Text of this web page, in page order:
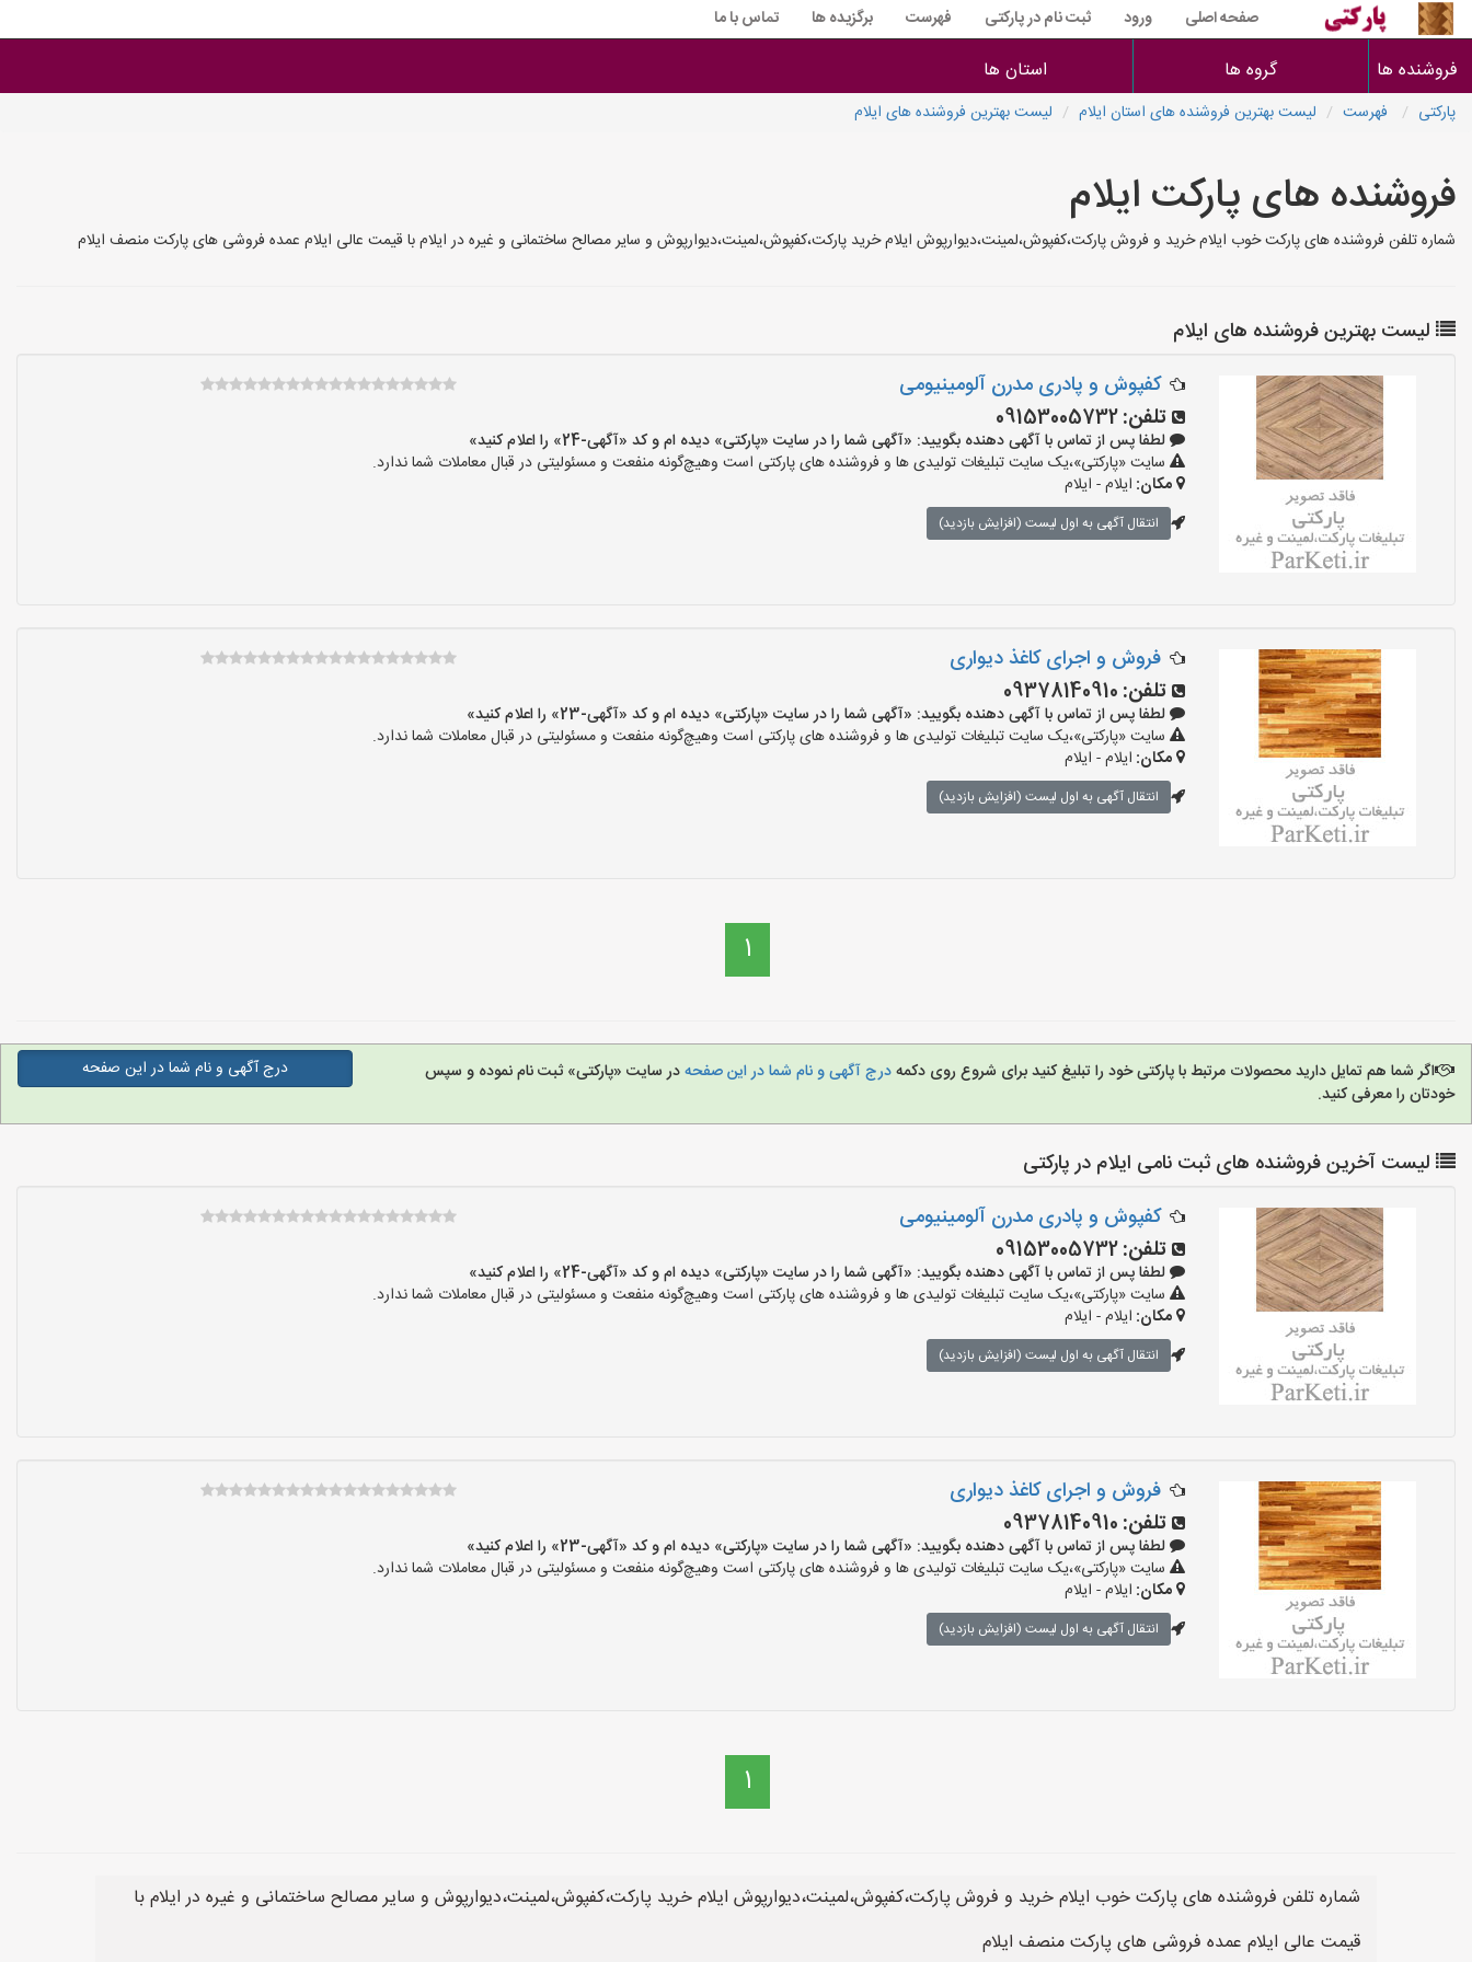
صفحه اصلی ورود ثبت نام در پارکتی فهرست برگزیده ها تماس با ما
فروشنده ها گروه ها استان ها
پارکتی فهرست لیست بهترین فروشنده های استان ایلام لیست بهترین فروشنده های ایلام
فروشنده های پارکت ایلام
شماره تلفن فروشنده های پارکت خوب ایلام خرید و فروش پارکت،کفپوش،لمینت،دیوارپوش ایلام خرید پارکت،کفپوش،لمینت،دیوارپوش و سایر مصالح ساختمانی و غیره در ایلام با قیمت عالی ایلام عمده فروشی های پارکت منصف ایلام
لیست بهترین فروشنده های ایلام
کفپوش و پادری مدرن آلومینیومی
تلفن:09153005732
لطفا پس از تماس با آگهی دهنده بگویید: «آگهی شما را در سایت «پارکتی» دیده ام و کد «آگهی-24» را اعلام کنید»
سایت «پارکتی»،یک سایت تبلیغات تولیدی ها و فروشنده های پارکتی است وهیچ‌گونه منفعت و مسئولیتی در قبال معاملات شما ندارد.
مکان: ایلام - ایلام
انتقال آگهی به اول لیست (افزایش بازدید)
فروش و اجرای کاغذ دیواری
تلفن: 09378140910
لطفا پس از تماس با آگهی دهنده بگویید: «آگهی شما را در سایت «پارکتی» دیده ام و کد «آگهی-23» را اعلام کنید»
سایت «پارکتی»،یک سایت تبلیغات تولیدی ها و فروشنده های پارکتی است وهیچ‌گونه منفعت و مسئولیتی در قبال معاملات شما ندارد.
مکان: ایلام - ایلام
انتقال آگهی به اول لیست (افزایش بازدید)
1
اگر شما هم تمایل دارید محصولات مرتبط با پارکتی خود را تبلیغ کنید برای شروع روی دکمهدرج آگهی و نام شما در این صفحهدر سایت «پارکتی» ثبت نام نموده و سپس
خودتان را معرفی کنید.
درج آگهی و نام شما در این صفحه
لیست آخرین فروشنده های ثبت نامی ایلام در پارکتی
کفپوش و پادری مدرن آلومینیومی
تلفن:09153005732
لطفا پس از تماس با آگهی دهنده بگویید: «آگهی شما را در سایت «پارکتی» دیده ام و کد «آگهی-24» را اعلام کنید»
سایت «پارکتی»،یک سایت تبلیغات تولیدی ها و فروشنده های پارکتی است وهیچ‌گونه منفعت و مسئولیتی در قبال معاملات شما ندارد.
مکان: ایلام - ایلام
انتقال آگهی به اول لیست (افزایش بازدید)
فروش و اجرای کاغذ دیواری
تلفن: 09378140910
لطفا پس از تماس با آگهی دهنده بگویید: «آگهی شما را در سایت «پارکتی» دیده ام و کد «آگهی-23» را اعلام کنید»
سایت «پارکتی»،یک سایت تبلیغات تولیدی ها و فروشنده های پارکتی است وهیچ‌گونه منفعت و مسئولیتی در قبال معاملات شما ندارد.
مکان: ایلام - ایلام
انتقال آگهی به اول لیست (افزایش بازدید)
1
شماره تلفن فروشنده های پارکت خوب ایلام خرید و فروش پارکت،کفپوش،لمینت،دیوارپوش ایلام خرید پارکت،کفپوش،لمینت،دیوارپوش و سایر مصالح ساختمانی و غیره در ایلام با
قیمت عالی ایلام عمده فروشی های پارکت منصف ایلام